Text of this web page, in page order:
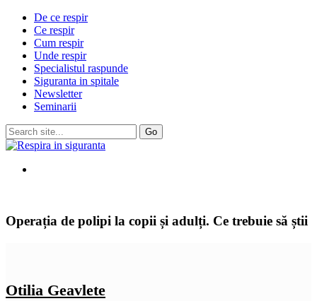
De ce respir
Ce respir
Cum respir
Unde respir
Specialistul raspunde
Siguranta in spitale
Newsletter
Seminarii
Operația de polipi la copii și adulți. Ce trebuie să știi
Otilia Geavlete